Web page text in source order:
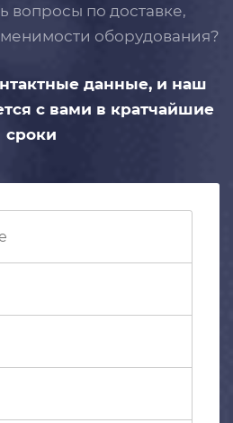
вопросы по доставке,
оборудования?
данные, и наш
с вами в кратчайшие
сроки